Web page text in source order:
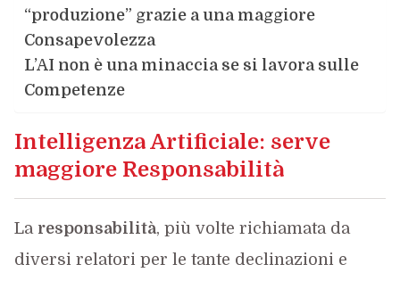
“produzione” grazie a una maggiore
Consapevolezza
L’AI non è una minaccia se si lavora sulle
Competenze
Intelligenza Artificiale: serve
maggiore Responsabilità
La responsabilità, più volte richiamata da
diversi relatori per le tante declinazioni e